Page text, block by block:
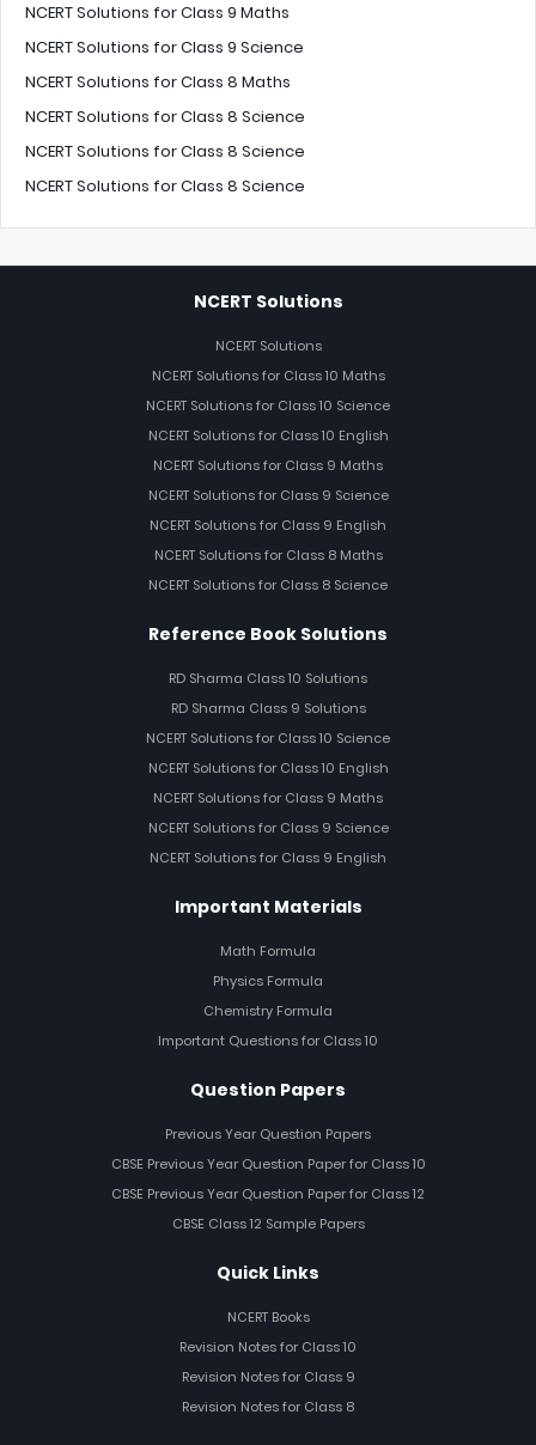
NCERT Solutions for Class 9 Maths
NCERT Solutions for Class 9 Science
NCERT Solutions for Class 8 Maths
NCERT Solutions for Class 8 Science
NCERT Solutions for Class 8 Science
NCERT Solutions for Class 8 Science
NCERT Solutions
NCERT Solutions
NCERT Solutions for Class 10 Maths
NCERT Solutions for Class 10 Science
NCERT Solutions for Class 10 English
NCERT Solutions for Class 9 Maths
NCERT Solutions for Class 9 Science
NCERT Solutions for Class 9 English
NCERT Solutions for Class 8 Maths
NCERT Solutions for Class 8 Science
Reference Book Solutions
RD Sharma Class 10 Solutions
RD Sharma Class 9 Solutions
NCERT Solutions for Class 10 Science
NCERT Solutions for Class 10 English
NCERT Solutions for Class 9 Maths
NCERT Solutions for Class 9 Science
NCERT Solutions for Class 9 English
Important Materials
Math Formula
Physics Formula
Chemistry Formula
Important Questions for Class 10
Question Papers
Previous Year Question Papers
CBSE Previous Year Question Paper for Class 10
CBSE Previous Year Question Paper for Class 12
CBSE Class 12 Sample Papers
Quick Links
NCERT Books
Revision Notes for Class 10
Revision Notes for Class 9
Revision Notes for Class 8